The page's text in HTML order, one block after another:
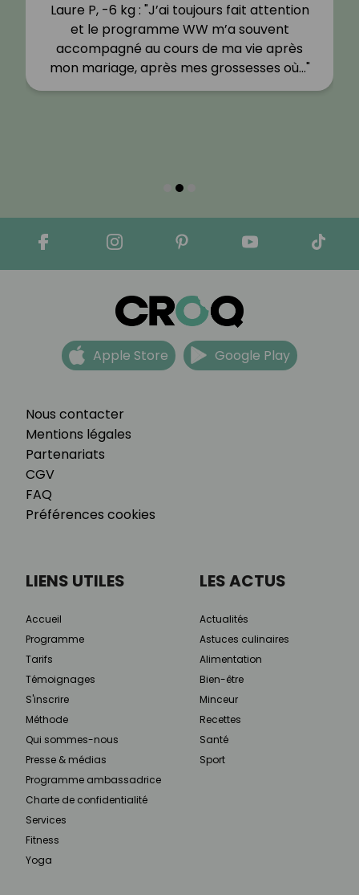
Laure P, -6 kg : "J’ai toujours fait attention
et le programme WW m’a souvent
accompagné au cours de ma vie après
mon mariage, après mes grossesses où…"
Nous contacter
Mentions légales
Partenariats
CGV
FAQ
Préférences cookies
Apple Store Google Play
LIENS UTILES
Accueil
Programme
Tarifs
Témoignages
S'inscrire
Méthode
Qui sommes-nous
Presse & médias
Programme ambassadrice
Charte de confidentialité
Services
Fitness
Yoga
LES ACTUS
Actualités
Astuces culinaires
Alimentation
Bien-être
Minceur
Recettes
Santé
Sport